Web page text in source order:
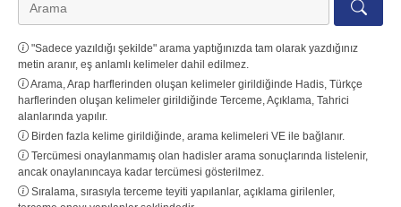
"Sadece yazıldığı şekilde" arama yaptığınızda tam olarak yazdığınız
metin aranır, eş anlamlı kelimeler dahil edilmez.
Arama, Arap harflerinden oluşan kelimeler girildiğinde Hadis, Türkçe
harflerinden oluşan kelimeler girildiğinde Terceme, Açıklama, Tahrici
alanlarında yapılır.
Birden fazla kelime girildiğinde, arama kelimeleri VE ile bağlanır.
Tercümesi onaylanmamış olan hadisler arama sonuçlarında listelenir,
ancak onaylanıncaya kadar tercümesi gösterilmez.
Sıralama, sırasıyla terceme teyiti yapılanlar, açıklama girilenler,